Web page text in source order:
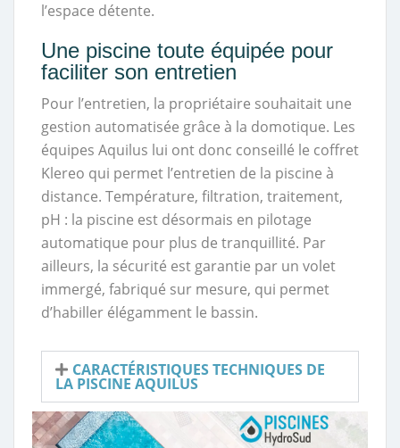
l’espace détente.
Une piscine toute équipée pour
faciliter son entretien
Pour l’entretien, la propriétaire souhaitait une
gestion automatisée grâce à la domotique. Les
équipes Aquilus lui ont donc conseillé le coffret
Klereo qui permet l’entretien de la piscine à
distance. Température, filtration, traitement,
pH : la piscine est désormais en pilotage
automatique pour plus de tranquillité. Par
ailleurs, la sécurité est garantie par un volet
immergé, fabriqué sur mesure, qui permet
d’habiller élégamment le bassin.
CARACTÉRISTIQUES TECHNIQUES DE
LA PISCINE AQUILUS